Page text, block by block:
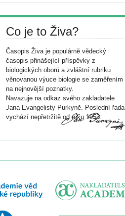
Co je to Živa?
Časopis Živa je populárně vědecký
časopis přinášející příspěvky z
biologických oborů a zvláštní rubriku
věnovanou výuce biologie se zaměřením
na nejnovější poznatky.
Navazuje na odkaz svého zakladatele
Jana Evangelisty Purkyně. Poslední řada
vychází nepřetržitě od roku 1953.